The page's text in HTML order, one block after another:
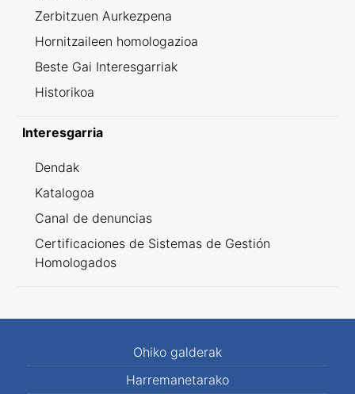
Zerbitzuen Aurkezpena
Hornitzaileen homologazioa
Beste Gai Interesgarriak
Historikoa
Interesgarria
Dendak
Katalogoa
Canal de denuncias
Certificaciones de Sistemas de Gestión
Homologados
Ohiko galderak
Harremanetarako